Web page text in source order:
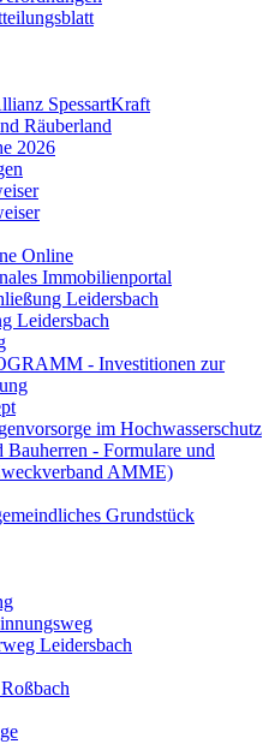
SpessartKraft
Räuberland
2026
Online
Immobilienportal
Leidersbach
Leidersbach
- Investitionen zur
im Hochwasserschutz
Bauherren - Formulare und
AMME)
Grundstück
Leidersbach